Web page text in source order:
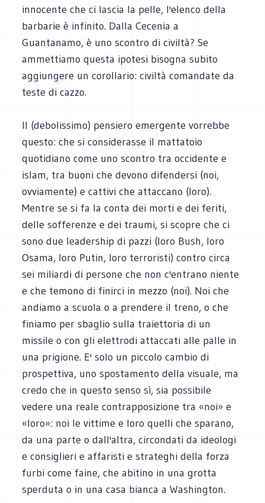
innocente che ci lascia la pelle, l'elenco della
barbarie è infinito. Dalla Cecenia a
Guantanamo, è uno scontro di civiltà? Se
ammettiamo questa ipotesi bisogna subito
aggiungere un corollario: civiltà comandate da
teste di cazzo.
Il (debolissimo) pensiero emergente vorrebbe
questo: che si considerasse il mattatoio
quotidiano come uno scontro tra occidente e
islam, tra buoni che devono difendersi (noi,
ovviamente) e cattivi che attaccano (loro).
Mentre se si fa la conta dei morti e dei feriti,
delle sofferenze e dei traumi, si scopre che ci
sono due leadership di pazzi (loro Bush, loro
Osama, loro Putin, loro terroristi) contro circa
sei miliardi di persone che non c'entrano niente
e che temono di finirci in mezzo (noi). Noi che
andiamo a scuola o a prendere il treno, o che
finiamo per sbaglio sulla traiettoria di un
missile o con gli elettrodi attaccati alle palle in
una prigione. E' solo un piccolo cambio di
prospettiva, uno spostamento della visuale, ma
credo che in questo senso sì, sia possibile
vedere una reale contrapposizione tra «noi» e
«loro»: noi le vittime e loro quelli che sparano,
da una parte o dall'altra, circondati da ideologi
e consiglieri e affaristi e strateghi della forza
furbi come faine, che abitino in una grotta
sperduta o in una casa bianca a Washington.